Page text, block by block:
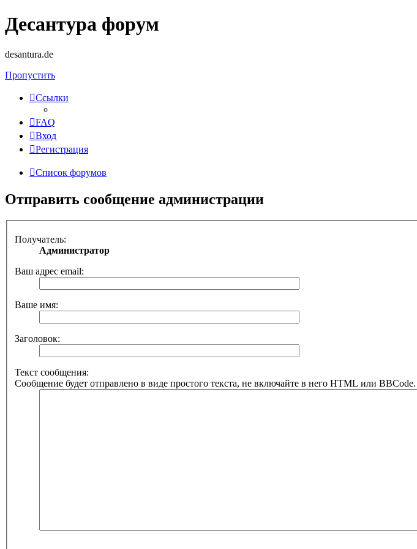
Десантура форум
desantura.de
Пропустить
Ссылки
FAQ
Вход
Регистрация
Список форумов
Отправить сообщение администрации
Получатель:
Администратор
Ваш адрес email:
Ваше имя:
Заголовок:
Текст сообщения:
Сообщение будет отправлено в виде простого текста, не включайте в него HTML или BBCode.